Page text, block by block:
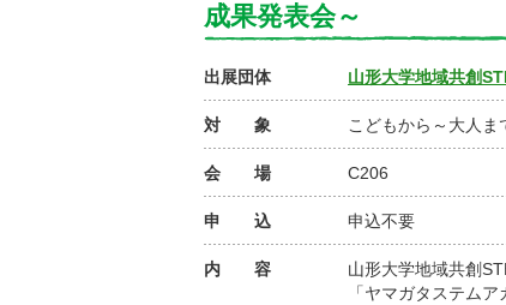
成果発表会～
出展団体 山形大学地域共創
対 象 こどもから～大人ま
会 場 C206
申 込 申込不要
内 容
山形大学地域共創
「ヤマガタステム